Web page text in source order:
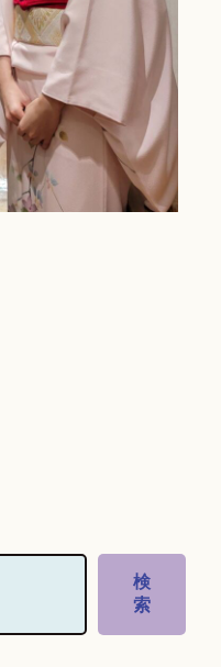
検
索